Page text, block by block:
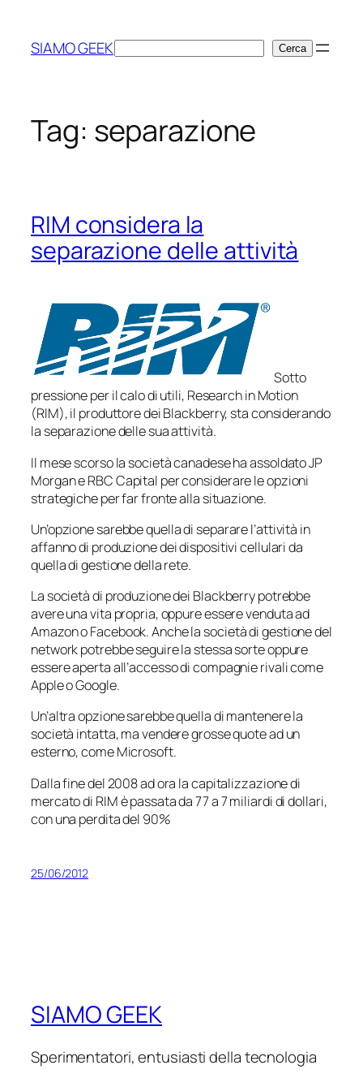
contenuto
SIAMO GEEKCerca Cerca
Tag: separazione
RIM considera la
separazione delle attività
Sotto
pressione per il calo di utili, Research in Motion
(RIM), il produttore dei Blackberry, sta considerando
la separazione delle sua attività.
Il mese scorso la società canadese ha assoldato JP
Morgan e RBC Capital per considerare le opzioni
strategiche per far fronte alla situazione.
Un’opzione sarebbe quella di separare l’attività in
affanno di produzione dei dispositivi cellulari da
quella di gestione della rete.
La società di produzione dei Blackberry potrebbe
avere una vita propria, oppure essere venduta ad
Amazon o Facebook. Anche la società di gestione del
network potrebbe seguire la stessa sorte oppure
essere aperta all’accesso di compagnie rivali come
Apple o Google.
Un’altra opzione sarebbe quella di mantenere la
società intatta, ma vendere grosse quote ad un
esterno, come Microsoft.
Dalla fine del 2008 ad ora la capitalizzazione di
mercato di RIM è passata da 77 a 7 miliardi di dollari,
con una perdita del 90%
25/06/2012
SIAMO GEEK
Sperimentatori, entusiasti della tecnologia